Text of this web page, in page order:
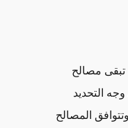
تبقى مصالح
التحديد
المصالح